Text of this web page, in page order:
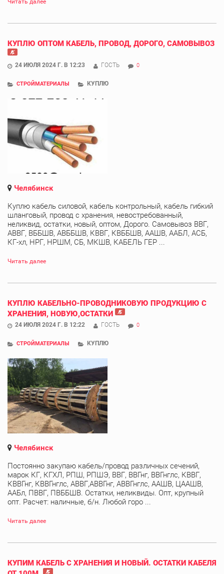
КУПЛЮ ОПТОМ КАБЕЛЬ, ПРОВОД, ДОРОГО, САМОВЫВОЗ
24 ИЮЛЯ 2024 Г. В 12:23 ГОСТЬ 0
СТРОЙМАТЕРИАЛЫ КУПЛЮ
Челябинск
Куплю кабель силовой, кабель контрольный, кабель гибкий
шланговый, провод с хранения, невостребованный,
неликвид, остатки, новый, оптом, Дорого. Самовывоз ВВГ,
АВВГ, ВББШВ, АВББШВ, КВВГ, КВББШВ, ААШВ, ААБЛ, АСБ,
КГ-хл, НРГ, НРШМ, СБ, МКШВ, КАБЕЛЬ ГЕР ...
Читать далее
КУПЛЮ КАБЕЛЬНО-ПРОВОДНИКОВУЮ ПРОДУКЦИЮ С
ХРАНЕНИЯ, НОВУЮ,ОСТАТКИ
24 ИЮЛЯ 2024 Г. В 12:22 ГОСТЬ 0
СТРОЙМАТЕРИАЛЫ КУПЛЮ
Челябинск
Постоянно закупаю кабель/провод различных сечений,
марок КГ, КГХЛ, РПШ, РПШЭ, ВВГ, ВВГнг, ВВГнглс, КВВГ,
КВВГнг, КВВГнглс, АВВГ,АВВГнг, АВВГнглс, ААШВ, ЦААШВ,
ААБл, ПВВГ, ПВББШВ. Остатки, неликвиды. Опт, крупный
опт. Расчет: наличные, б/н. Любой горо ...
Читать далее
КУПИМ КАБЕЛЬ С ХРАНЕНИЯ И НОВЫЙ. ОСТАТКИ КАБЕЛЯ